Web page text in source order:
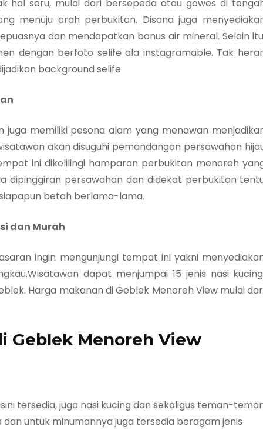
hal seru, mulai dari bersepeda atau gowes di
menuju arah perbukitan. Disana juga
dan mendapatkan bonus air mineral. Selain
dengan berfoto selife ala instagramable. Tak
background selife
juga memiliki pesona alam yang menawan
akan disuguhi pemandangan persawahan
ini dikelilingi hamparan perbukitan menoreh
dipinggiran persawahan dan didekat perbukitan
betah berlama-lama.
dan Murah
ingin mengunjungi tempat ini yakni
dapat menjumpai 15 jenis nasi
Harga makanan di Geblek Menoreh View mulai
Geblek Menoreh View
tersedia, juga nasi kucing dan sekaligus teman-
untuk minumannya juga tersedia beragam jenis